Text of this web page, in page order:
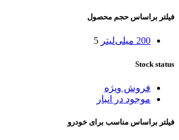
فیلتر براساس حجم محصول
200 میلی‌لیتر 5
Stock status
فروش ویژه
موجود در انبار
فیلتر براساس مناسب برای خودرو